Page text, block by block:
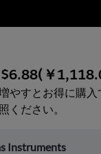
$6.88(￥
やすとお得に購
ください。
Instruments